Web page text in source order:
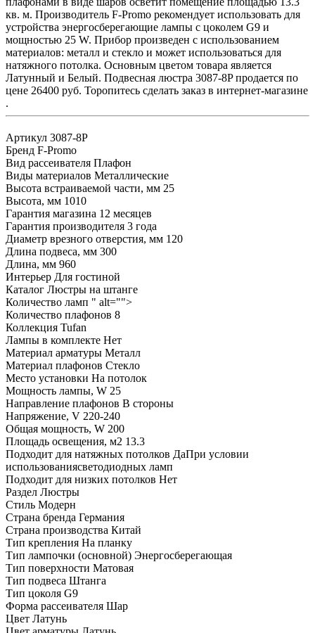
кв. м. Производитель F-Promo рекомендует использовать для
устройства энергосберегающие лампы с цоколем G9 и
мощностью 25 W. Прибор произведен с использованием
материалов: металл и стекло и может использоваться для
натяжного потолка. Основным цветом товара является
Латунный и Белый. Подвесная люстра 3087-8P продается по
цене 26400 руб. Торопитесь сделать заказ в интернет-магазине
.
Артикул 3087-8P
Бренд F-Promo
Вид рассеивателя Плафон
Виды материалов Металлические
Высота встраиваемой части, мм 25
Высота, мм 1010
Гарантия магазина 12 месяцев
Гарантия производителя 3 года
Диаметр врезного отверстия, мм 120
Длина подвеса, мм 300
Длина, мм 960
Интерьер Для гостиной
Каталог Люстры на штанге
Количество ламп " alt="">
Количество плафонов 8
Коллекция Tufan
Лампы в комплекте Нет
Материал арматуры Металл
Материал плафонов Стекло
Место установки На потолок
Мощность лампы, W 25
Направление плафонов В стороны
Напряжение, V 220-240
Общая мощность, W 200
Площадь освещения, м2 13.3
Подходит для натяжных потолков ДаПри условии
использованиясветодиодных ламп
Подходит для низких потолков Нет
Раздел Люстры
Стиль Модерн
Страна бренда Германия
Страна производства Китай
Тип крепления На планку
Тип лампочки (основной) Энергосберегающая
Тип поверхности Матовая
Тип подвеса Штанга
Тип цоколя G9
Форма рассеивателя Шар
Цвет Латунь